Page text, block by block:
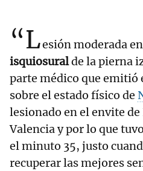
“Lesión moderada
isquiosuralde la pierna
parte médico que emitió
sobre el estado físico de
lesionado en el envite
Valencia y por lo que
el minuto 35, justo
recuperar las mejores